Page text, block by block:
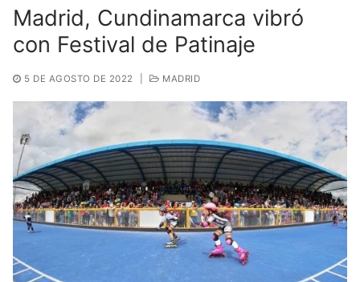
Madrid, Cundinamarca vibró
con Festival de Patinaje
5 DE AGOSTO DE 2022 MADRID